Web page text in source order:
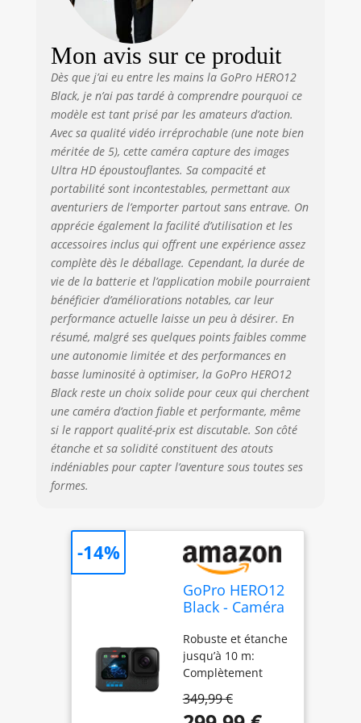
autres artefacts
encore plus
saisissantes. Photo
et vidéo HDR
(imagerie à grande
plage dynamique):
HERO12 Black fait
passer la qualité
exceptionnelle de
ses images au
niveau supérieur
avec la
fonctionnalité HDR
pour les vidéos
(5.3K et 4K) et les
photos. Idéal dans
les
environnements
mélangeant
ombres et forte
luminosité, le
format HDR
capture les détails
subtils de la scène
qui peuvent
généralement se
disparaître dans
les zones
lumineuses de
votre prise de vue.
Résultat : des
dynamiques à la
précision et à la
colorimétrie fidèles
d’image incroyable:
Avec des vidéos
Mon avis sur ce produit
Dès que j’ai eu entre les mains la GoPro HERO12
Black, je n’ai pas tardé à comprendre pourquoi ce
modèle est tant prisé par les amateurs d’action.
Avec sa qualité vidéo irréprochable (une note bien
méritée de 5), cette caméra capture des images
Ultra HD époustouflantes. Sa compacité et
portabilité sont incontestables, permettant aux
aventuriers de l’emporter partout sans entrave. On
apprécie également la facilité d’utilisation et les
accessoires inclus qui offrent une expérience assez
complète dès le déballage. Cependant, la durée de
vie de la batterie et l’application mobile pourraient
bénéficier d’améliorations notables, car leur
performance actuelle laisse un peu à désirer. En
résumé, malgré ses quelques points faibles comme
une autonomie limitée et des performances en
basse luminosité à optimiser, la GoPro HERO12
Black reste un choix solide pour ceux qui cherchent
une caméra d’action fiable et performante, même
si le rapport qualité-prix est discutable. Son côté
étanche et sa solidité constituent des atouts
indéniables pour capter l’aventure sous toutes ses
formes.
GoPro HERO12
Black - Caméra
étanche avec
vidéo Ultra HD
5.3K60, Photos
27MP, HDR,
capteur
Robuste et étanche
jusqu’à 10 m:
Complètement
résistante que
349,99 €
-14%